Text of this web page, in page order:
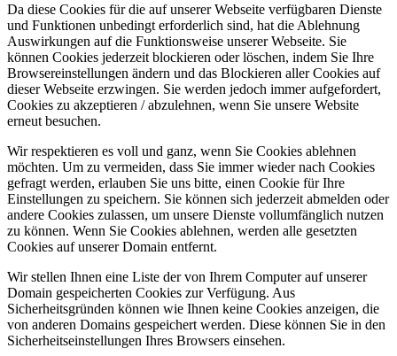
Da diese Cookies für die auf unserer Webseite verfügbaren Dienste
und Funktionen unbedingt erforderlich sind, hat die Ablehnung
Auswirkungen auf die Funktionsweise unserer Webseite. Sie
können Cookies jederzeit blockieren oder löschen, indem Sie Ihre
Browsereinstellungen ändern und das Blockieren aller Cookies auf
dieser Webseite erzwingen. Sie werden jedoch immer aufgefordert,
Cookies zu akzeptieren / abzulehnen, wenn Sie unsere Website
erneut besuchen.
Wir respektieren es voll und ganz, wenn Sie Cookies ablehnen
möchten. Um zu vermeiden, dass Sie immer wieder nach Cookies
gefragt werden, erlauben Sie uns bitte, einen Cookie für Ihre
Einstellungen zu speichern. Sie können sich jederzeit abmelden oder
andere Cookies zulassen, um unsere Dienste vollumfänglich nutzen
zu können. Wenn Sie Cookies ablehnen, werden alle gesetzten
Cookies auf unserer Domain entfernt.
Wir stellen Ihnen eine Liste der von Ihrem Computer auf unserer
Domain gespeicherten Cookies zur Verfügung. Aus
Sicherheitsgründen können wie Ihnen keine Cookies anzeigen, die
von anderen Domains gespeichert werden. Diese können Sie in den
Sicherheitseinstellungen Ihres Browsers einsehen.